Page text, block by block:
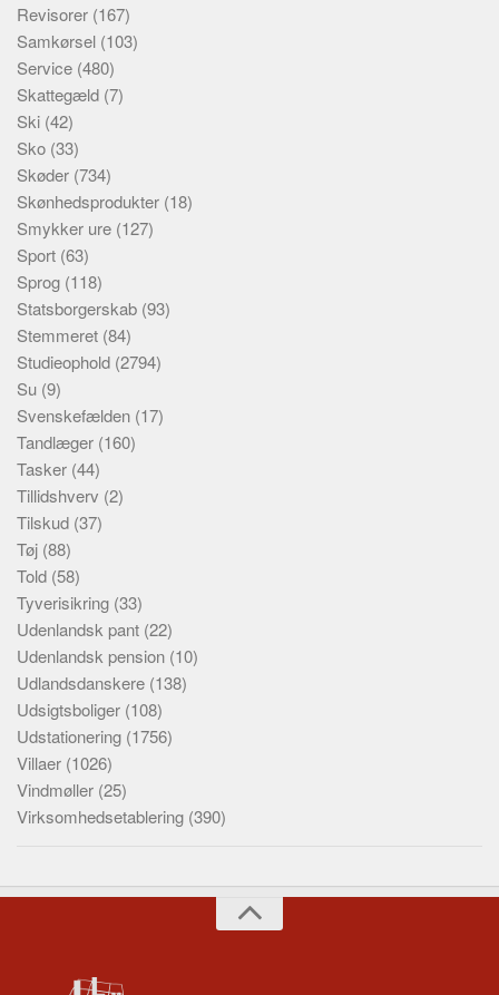
Revisorer (167)
Samkørsel (103)
Service (480)
Skattegæld (7)
Ski (42)
Sko (33)
Skøder (734)
Skønhedsprodukter (18)
Smykker ure (127)
Sport (63)
Sprog (118)
Statsborgerskab (93)
Stemmeret (84)
Studieophold (2794)
Su (9)
Svenskefælden (17)
Tandlæger (160)
Tasker (44)
Tillidshverv (2)
Tilskud (37)
Tøj (88)
Told (58)
Tyverisikring (33)
Udenlandsk pant (22)
Udenlandsk pension (10)
Udlandsdanskere (138)
Udsigtsboliger (108)
Udstationering (1756)
Villaer (1026)
Vindmøller (25)
Virksomhedsetablering (390)